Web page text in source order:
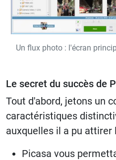
Un flux photo : l'écran
Le secret du succès de
Tout d'abord, jetons un
caractéristiques
auxquelles il a pu attirer
Picasa vous